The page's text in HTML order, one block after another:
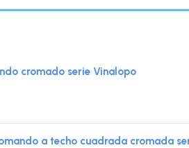
cromado serie Vinalopo
a techo cuadrada cromada